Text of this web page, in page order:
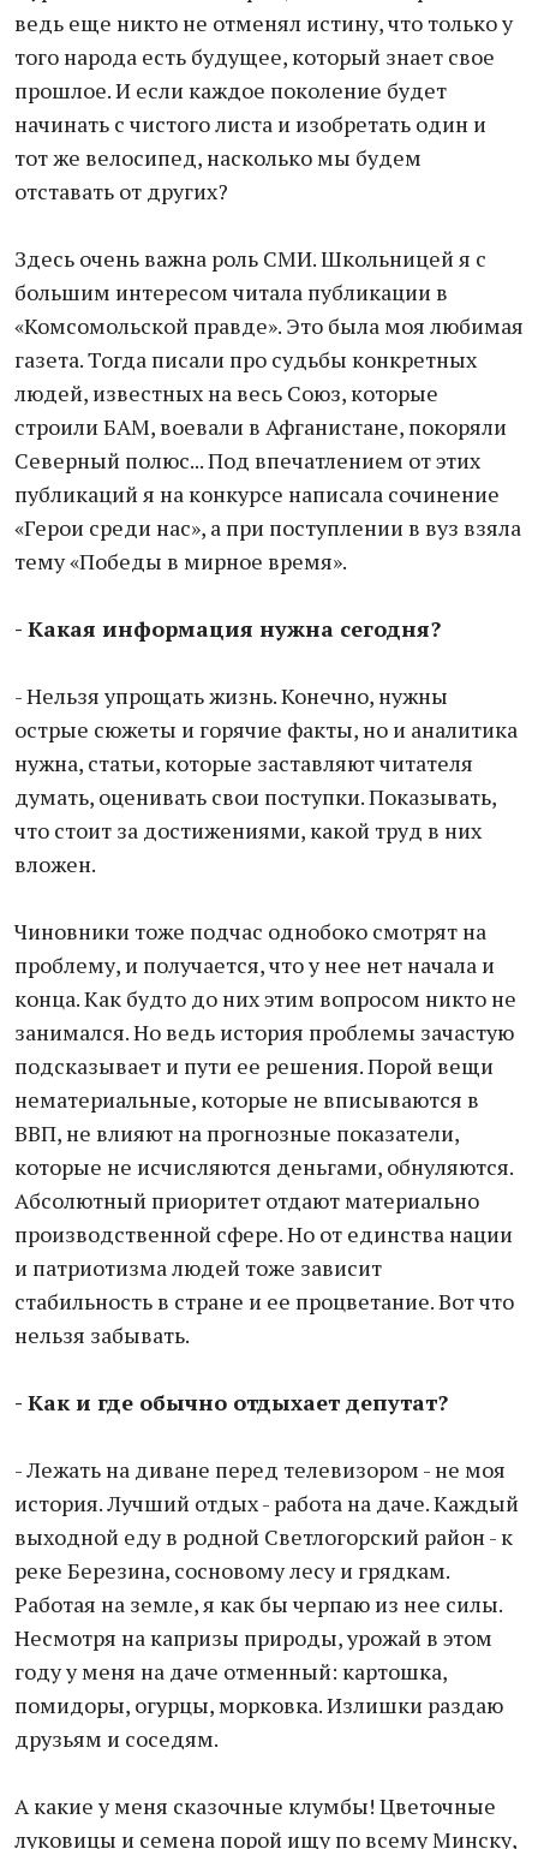
ведь еще никто не отменял истину, что только у
того народа есть будущее, который знает свое
прошлое. И если каждое поколение будет
начинать с чистого листа и изобретать один и
тот же велосипед, насколько мы будем
отставать от других?
Здесь очень важна роль СМИ. Школьницей я с
большим интересом читала публикации в
«Комсомольской правде». Это была моя любимая
газета. Тогда писали про судьбы конкретных
людей, известных на весь Союз, которые
строили БАМ, воевали в Афганистане, покоряли
Северный полюс... Под впечатлением от этих
публикаций я на конкурсе написала сочинение
«Герои среди нас», а при поступлении в вуз взяла
тему «Победы в мирное время».
- Какая информация нужна сегодня?
- Нельзя упрощать жизнь. Конечно, нужны
острые сюжеты и горячие факты, но и аналитика
нужна, статьи, которые заставляют читателя
думать, оценивать свои поступки. Показывать,
что стоит за достижениями, какой труд в них
вложен.
Чиновники тоже подчас однобоко смотрят на
проблему, и получается, что у нее нет начала и
конца. Как будто до них этим вопросом никто не
занимался. Но ведь история проблемы зачастую
подсказывает и пути ее решения. Порой вещи
нематериальные, которые не вписываются в
ВВП, не влияют на прогнозные показатели,
которые не исчисляются деньгами, обнуляются.
Абсолютный приоритет отдают материально
производственной сфере. Но от единства нации
и патриотизма людей тоже зависит
стабильность в стране и ее процветание. Вот что
нельзя забывать.
- Как и где обычно отдыхает депутат?
- Лежать на диване перед телевизором - не моя
история. Лучший отдых - работа на даче. Каждый
выходной еду в родной Светлогорский район - к
реке Березина, сосновому лесу и грядкам.
Работая на земле, я как бы черпаю из нее силы.
Несмотря на капризы природы, урожай в этом
году у меня на даче отменный: картошка,
помидоры, огурцы, морковка. Излишки раздаю
друзьям и соседям.
А какие у меня сказочные клумбы! Цветочные
луковицы и семена порой ищу по всему Минску,